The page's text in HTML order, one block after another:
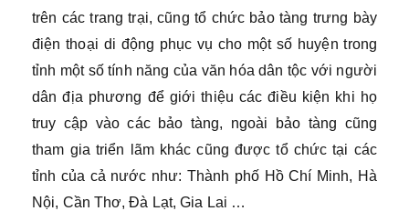
trên các trang trại, cũng tổ chức bảo tàng trưng bày
điện thoại di động phục vụ cho một số huyện trong
tỉnh một số tính năng của văn hóa dân tộc với người
dân địa phương để giới thiệu các điều kiện khi họ
truy cập vào các bảo tàng, ngoài bảo tàng cũng
tham gia triển lãm khác cũng được tổ chức tại các
tỉnh của cả nước như: Thành phố Hồ Chí Minh, Hà
Nội, Cần Thơ, Đà Lạt, Gia Lai …